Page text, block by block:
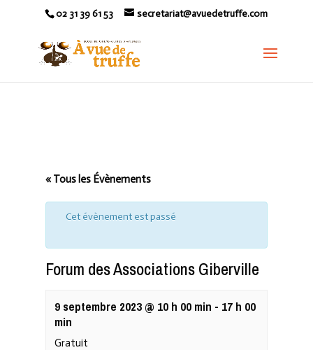
02 31 39 61 53 secretariat@avuedetruffe.com
« Tous les Évènements
Cet évènement est passé
Forum des Associations Giberville
9 septembre 2023 @ 10 h 00 min - 17 h 00
min
Gratuit